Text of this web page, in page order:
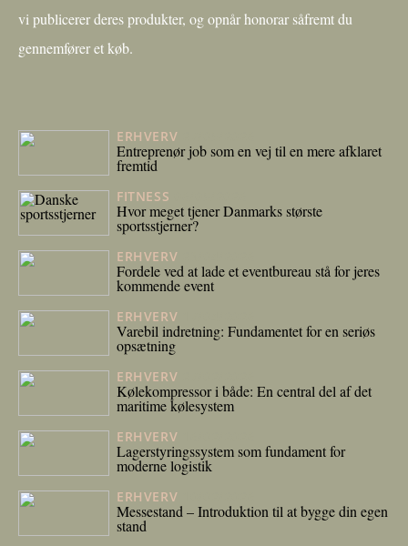
vi publicerer deres produkter, og opnår honorar såfremt du
gennemfører et køb.
ERHVERV
Entreprenør job som en vej til en mere afklaret
fremtid
FITNESS
Hvor meget tjener Danmarks største
sportsstjerner?
ERHVERV
Fordele ved at lade et eventbureau stå for jeres
kommende event
ERHVERV
Varebil indretning: Fundamentet for en seriøs
opsætning
ERHVERV
Kølekompressor i både: En central del af det
maritime kølesystem
ERHVERV
Lagerstyringssystem som fundament for
moderne logistik
ERHVERV
Messestand – Introduktion til at bygge din egen
stand